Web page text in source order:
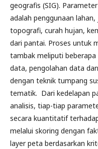
geografis (SIG).
adalah penggunaan
topografi, curah hujan,
dari pantai. Proses untuk
tambak meliputi
data, pengolahan data
dengan teknik tumpang
tematik. Dari kedelapan
analisis, tiap-tiap
secara kuantitatif
melalui skoring dengan
layer peta berdasarkan